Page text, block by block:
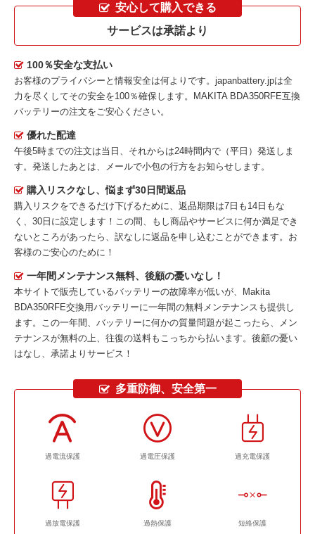
安心して購入できる
サービスは承諾より
100％安全な支払い
お客様のプライバシーと情報安全は何よりです。japanbattery.jpは全
力を尽くしてその安全を100％確保します。
MAKITA BDA350RFE互換
バッテリーの注文をご安心ください。
優れた配達
午後5時までの注文は当日、それからは24時間内で（平日）発送しま
す。発送したあとは、メールで小包の行方をお知らせします。
購入リスクなし、悩まず30日間返品
購入リスクをできるだけ下げるために、返品期限は7日も14日もな
く、30日に設定します！この間、もし商品やサービスに何か満足でき
ないところがあったら、訳なしに返品を申し込むことができます。お
客様のご安心のために！
一年間メンテナンス無料、後顧の憂いなし！
本サイトで販売しているバッテリーの故障率が低いが、
Makita
BDA350RFE交換用バッテリーに一年間の無料メンテナンスも提供し
ます。この一年間、バッテリーに何かの質量問題が起こったら、メン
テナンスが無料の上、往復の送料もこっちから払います。後顧の憂い
はなし、承諾よりサービス！
多重防御、安全第一
過電流保護 過電圧保護 過充電保護
過放電保護 過熱保護 短絡保護